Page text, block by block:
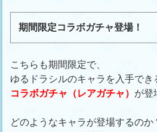
期間限定コラボガチャ登場！
こちらも期間限定で、
ゆるドラシルのキャラを入手でき
コラボガチャ（レアガチャ） が登
どのようなキャラが登場するのか